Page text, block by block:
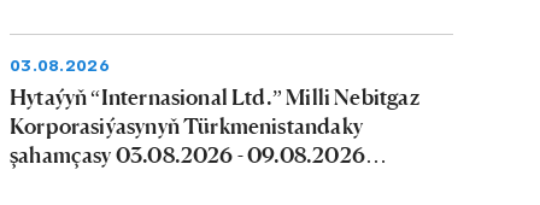
03.08.2026
Hytaýyň “Internasional Ltd.” Milli Nebitgaz
Korporasiýasynyň Türkmenistandaky
şahamçasy 03.08.2026 - 09.08.2026